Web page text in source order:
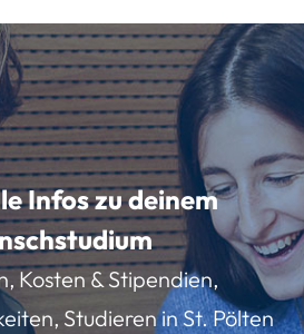
Infos zu deinem
Kosten & Stipendien,
Studieren in St. Pölten